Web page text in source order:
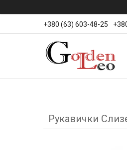
+380 (63) 603-48-25
Рукавички